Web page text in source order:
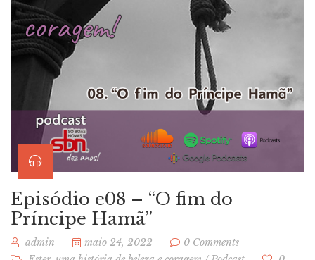
Episódio e08 – “O fim do
Príncipe Hamã”
admin maio 24, 2022
0 Comments